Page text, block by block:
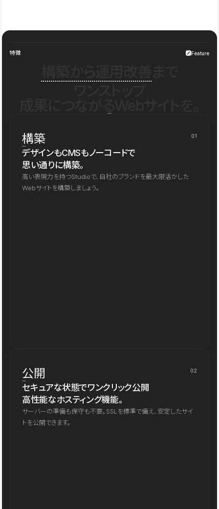
特徴 Feature
構築 01
デザインもCMSもノーコードで
思い通りに構築。
高い表現力を持つStudioで、自社のブランドを最大限活かした
Webサイトを構築しましょう。
公開 02
セキュアな状態でワンクリック公開
高性能なホスティング機能。
サーバーの準備も保守も不要。SSLを標準で備え、安定したサイ
トを公開できます。